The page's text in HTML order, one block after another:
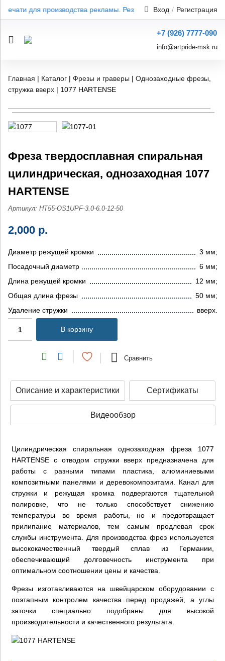
для производства рекламы. Результат от 1 дня — без
Вход / Регистрация
+7 (926) 7777-090
info@artpride-msk.ru
Главная | Каталог | Фрезы и граверы | Однозаходные фрезы,
стружка вверх | 1077 HARTENSE
Фреза твердосплавная спиральная
цилиндрическая, однозаходная 1077
HARTENSE
Артикул: HT55-OS1UPF-3.0-6.0-12-50
2,000 р.
Диаметр режущей кромки
3 мм;
Посадочный диаметр
6 мм;
Длина режущей кромки
12 мм;
Общая длина фрезы
50 мм;
Удаление стружки
вверх.
В корзину
Сравнить
Описание и характеристики Сертификаты
Видеообзор
Цилиндрическая спиральная однозаходная фреза 1077
HARTENSE с отводом стружки вверх предназначена для
работы с разными типами пластика, алюминиевыми
композитными панелями и деревокомпозитами. Канал для
стружки и режущая кромка подвергаются тщательной
полировке, что не только способствует снижению
температуры во время работы, но и предотвращает
прилипание материалов, тем самым продлевая срок
службы инструмента. Для производства фрез используется
высококачественный твердый сплав из Германии,
обеспечивающий долговечность инструмента при
оптимальном соотношении цены и качества.
Фрезы изготавливаются на швейцарском оборудовании с
поэтапным контролем качества перед продажей, а углы
заточки специально подобраны для высокой
производительности и качественного результата.